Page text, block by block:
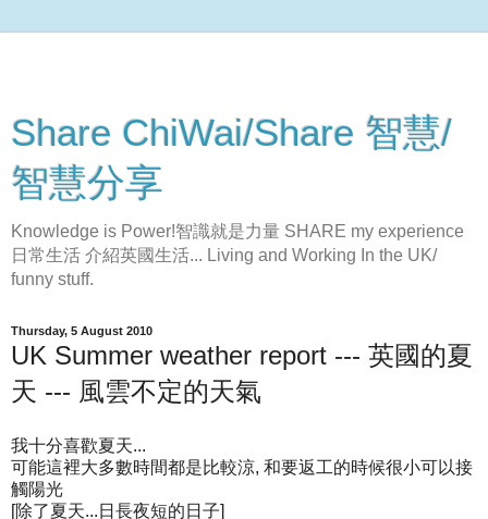
Share ChiWai/Share 智慧/
智慧分享
Knowledge is Power!智識就是力量 SHARE my experience
日常生活 介紹英國生活... Living and Working In the UK/
funny stuff.
Thursday, 5 August 2010
UK Summer weather report --- 英國的夏
天 --- 風雲不定的天氣
我十分喜歡夏天...
可能這裡大多數時間都是比較涼, 和要返工的時候很小可以接
觸陽光
[除了夏天...日長夜短的日子]